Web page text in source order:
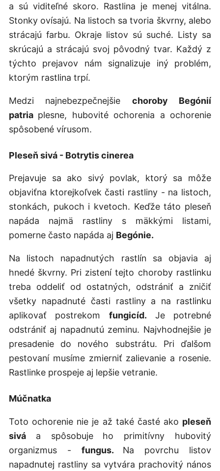
a sú viditeľné skoro. Rastlina je menej vitálna.
Stonky ovísajú. Na listoch sa tvoria škvrny, alebo
strácajú farbu. Okraje listov sú suché. Listy sa
skrúcajú a strácajú svoj pôvodný tvar. Každý z
týchto prejavov nám signalizuje iný problém,
ktorým rastlina trpí.
Medzi najnebezpečnejšie choroby
Begónií
patria plesne, hubovité ochorenia a ochorenie
spôsobené vírusom.
Pleseň sivá - Botrytis cinerea
Prejavuje sa ako sivý povlak, ktorý sa môže
objaviťna ktorejkoľvek časti rastliny - na listoch,
stonkách, pukoch i kvetoch. Keďže táto pleseň
napáda najmä rastliny s mäkkými listami,
pomerne často napáda aj Begónie.
Na listoch napadnutých rastlín sa objavia aj
hnedé škvrny. Pri zistení tejto choroby rastlinku
treba oddeliť od ostatných, odstrániť a zničiť
všetky napadnuté časti rastliny a na rastlinku
aplikovať postrekom fungicíd. Je potrebné
odstrániť aj napadnutú zeminu. Najvhodnejšie je
presadenie do nového substrátu. Pri ďalšom
pestovaní musíme zmierniť zalievanie a rosenie.
Rastlinke prospeje aj lepšie vetranie.
Múčnatka
Toto ochorenie nie je až také časté ako pleseň
sivá a spôsobuje
ho primitívny hubovitý
organizmus - fungus. Na povrchu listov
napadnutej rastliny sa vytvára prachovitý nános